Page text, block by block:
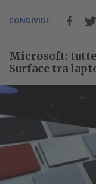
CONDIVIDI:
Microsoft:
Surface tra